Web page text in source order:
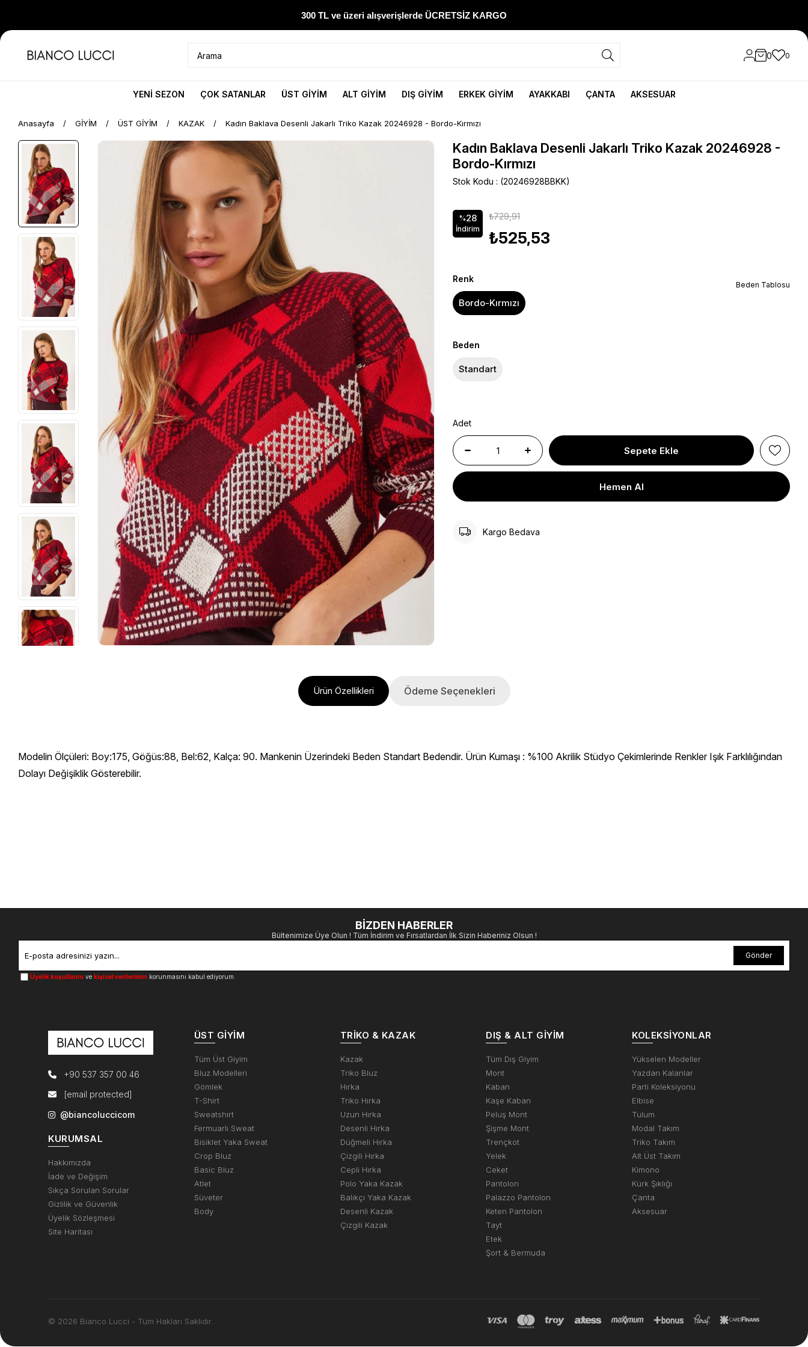
300 TL ve üzeri alışverişlerde ÜCRETSİZ KARGO
0 0
YENİ SEZON ÇOK SATANLAR ÜST GİYİM ALT GİYİM DIŞ GİYİM ERKEK GİYİM AYAKKABI ÇANTA AKSESUAR
Anasayfa GİYİM ÜST GİYİM KAZAK Kadın Baklava Desenli Jakarlı Triko Kazak 20246928 - Bordo-Kırmızı
Kadın Baklava Desenli Jakarlı Triko Kazak 20246928 -
Bordo-Kırmızı
Stok Kodu (20246928BBKK)
%28
İndirim
₺729,91
₺525,53
Renk
Bordo-Kırmızı
Beden
Standart
Beden Tablosu
Adet
Kargo Bedava
Ürün Özellikleri Ödeme Seçenekleri
Modelin Ölçüleri: Boy:175, Göğüs:88, Bel:62, Kalça: 90. Mankenin Üzerindeki Beden Standart Bedendir. Ürün Kumaşı : %100 Akrilik Stüdyo Çekimlerinde Renkler Işık Farklılığından
Dolayı Değişiklik Gösterebilir.
BİZDEN HABERLER
Bültenimize Üye Olun ! Tüm İndirim ve Fırsatlardan İlk Sizin Haberiniz Olsun !
Gönder
Üyelik koşullarını ve kişisel verilerimin korunmasını kabul ediyorum.
+90 537 357 00 46
[email protected]
@biancoluccicom
KURUMSAL
Hakkımızda
İade ve Değişim
Sıkça Sorulan Sorular
Gizlilik ve Güvenlik
Üyelik Sözleşmesi
Site Haritası
ÜST GIYIM
Tüm Üst Giyim
Bluz Modelleri
Gömlek
T-Shirt
Sweatshirt
Fermuarlı Sweat
Bisiklet Yaka Sweat
Crop Bluz
Basic Bluz
Atlet
Süveter
Body
TRIKO & KAZAK
Kazak
Triko Bluz
Hırka
Triko Hırka
Uzun Hırka
Desenli Hırka
Düğmeli Hırka
Çizgili Hırka
Cepli Hırka
Polo Yaka Kazak
Balıkçı Yaka Kazak
Desenli Kazak
Çizgili Kazak
DIŞ & ALT GIYIM
Tüm Dış Giyim
Mont
Kaban
Kaşe Kaban
Peluş Mont
Şişme Mont
Trençkot
Yelek
Ceket
Pantolon
Palazzo Pantolon
Keten Pantolon
Tayt
Etek
Şort & Bermuda
KOLEKSIYONLAR
Yükselen Modeller
Yazdan Kalanlar
Parti Koleksiyonu
Elbise
Tulum
Modal Takım
Triko Takım
Alt Üst Takım
Kimono
Kürk Şıklığı
Çanta
Aksesuar
© 2026 Bianco Lucci - Tüm Hakları Saklıdır.